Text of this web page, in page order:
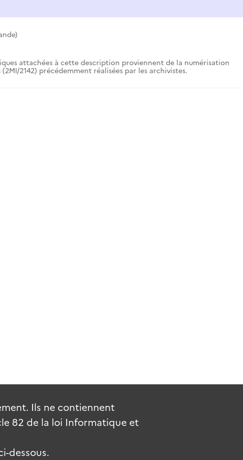
attachées à cette description proviennent de la numérisation
2142) précédemment réalisées par les archivistes.
Ils ne contiennent
82 de la loi Informatique et
dessous.